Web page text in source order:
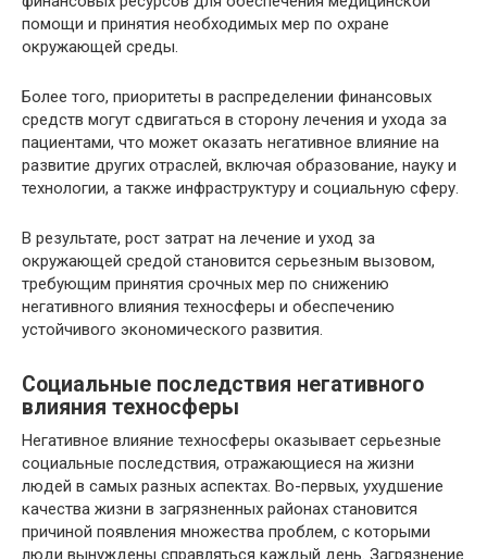
помощи и принятия необходимых мер по охране
окружающей среды.
Более того, приоритеты в распределении финансовых
средств могут сдвигаться в сторону лечения и ухода за
пациентами, что может оказать негативное влияние на
развитие других отраслей, включая образование, науку и
технологии, а также инфраструктуру и социальную сферу.
В результате, рост затрат на лечение и уход за
окружающей средой становится серьезным вызовом,
требующим принятия срочных мер по снижению
негативного влияния техносферы и обеспечению
устойчивого экономического развития.
Социальные последствия негативного
влияния техносферы
Негативное влияние техносферы оказывает серьезные
социальные последствия, отражающиеся на жизни
людей в самых разных аспектах. Во-первых, ухудшение
качества жизни в загрязненных районах становится
причиной появления множества проблем, с которыми
люди вынуждены справляться каждый день. Загрязнение